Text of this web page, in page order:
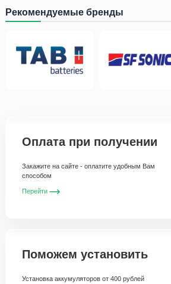
Рекомендуемые бренды
Оплата при получении
Закажите на сайте - оплатите удобным Вам
способом
Перейти
Поможем установить
Установка аккумуляторов от 400 рублей